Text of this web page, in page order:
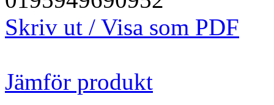
Skriv ut / Visa som PDF
Jämför produkt